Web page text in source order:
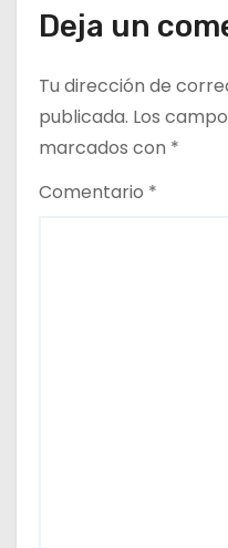
n
t
r
a
Deja un
Tu dirección de
publicada. Los
marcados con *
Comentario *